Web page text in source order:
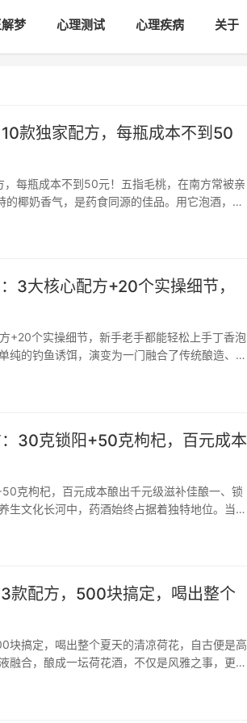
梦 心理测试 心理疾病 关于
款独家配方，每瓶成本不到50
每瓶成本不到50元！五指毛桃，在南方常被亲
椰奶香气，是药食同源的佳品。用它泡酒，是
3大核心配方+20个实操细节，
+20个实操细节，新手老手都能轻松上手丁香泡
纯的钓鱼诱饵，演变为一门融合了传统酿造、药
都至关重要。今天，我们就来彻底拆解丁香泡
30克锁阳+50克枸杞，百元成本
克枸杞，百元成本酿出千元级滋补佳酿一、锁
生文化长河中，药酒始终占据着独特地位。当锁
款配方，500块搞定，喝出整个
搞定，喝出整个夏天的清凉荷花，自古便是高
融合，酿成一坛荷花酒，不仅是风雅之事，更能